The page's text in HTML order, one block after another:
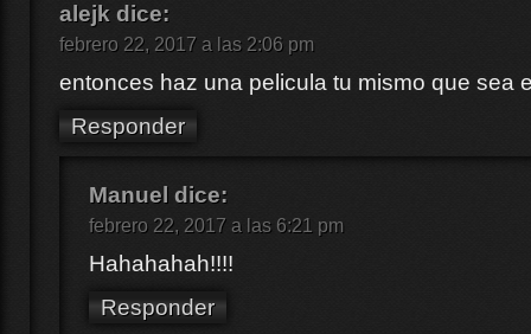
alejk dice:
febrero 22, 2017 a las 2:06 pm
entonces haz una pelicula tu mismo que sea
Responder
Manuel dice:
febrero 22, 2017 a las 6:21 pm
Hahahahah!!!!
Responder